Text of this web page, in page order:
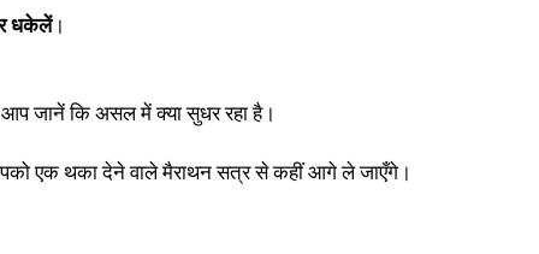
धकेलें।
जानें कि असल में क्या सुधर रहा है।
एक थका देने वाले मैराथन सत्र से कहीं आगे ले जाएँगे।